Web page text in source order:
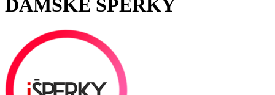
DÁMSKE ŠPERKY